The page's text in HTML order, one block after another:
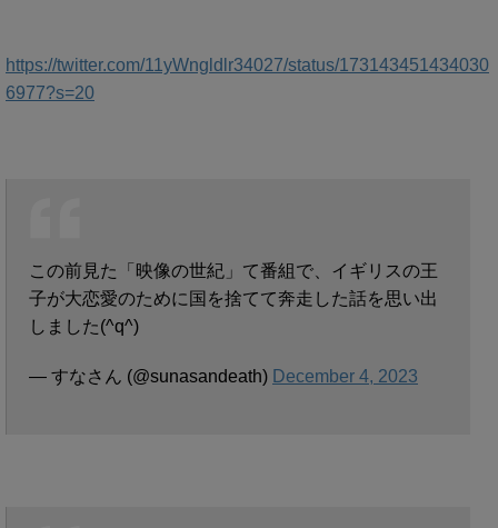
https://twitter.com/11yWngldlr34027/status/173143451434030
6977?s=20
この前見た「映像の世紀」て番組で、イギリスの王
子が大恋愛のために国を捨てて奔走した話を思い出
しました(^q^)
— すなさん (@sunasandeath) December 4, 2023